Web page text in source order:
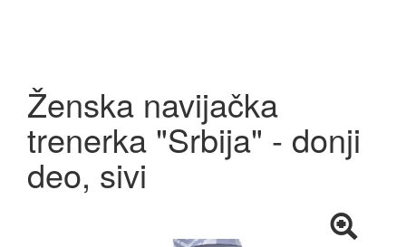
Ženska navijačka
trenerka "Srbija" - donji
deo, sivi